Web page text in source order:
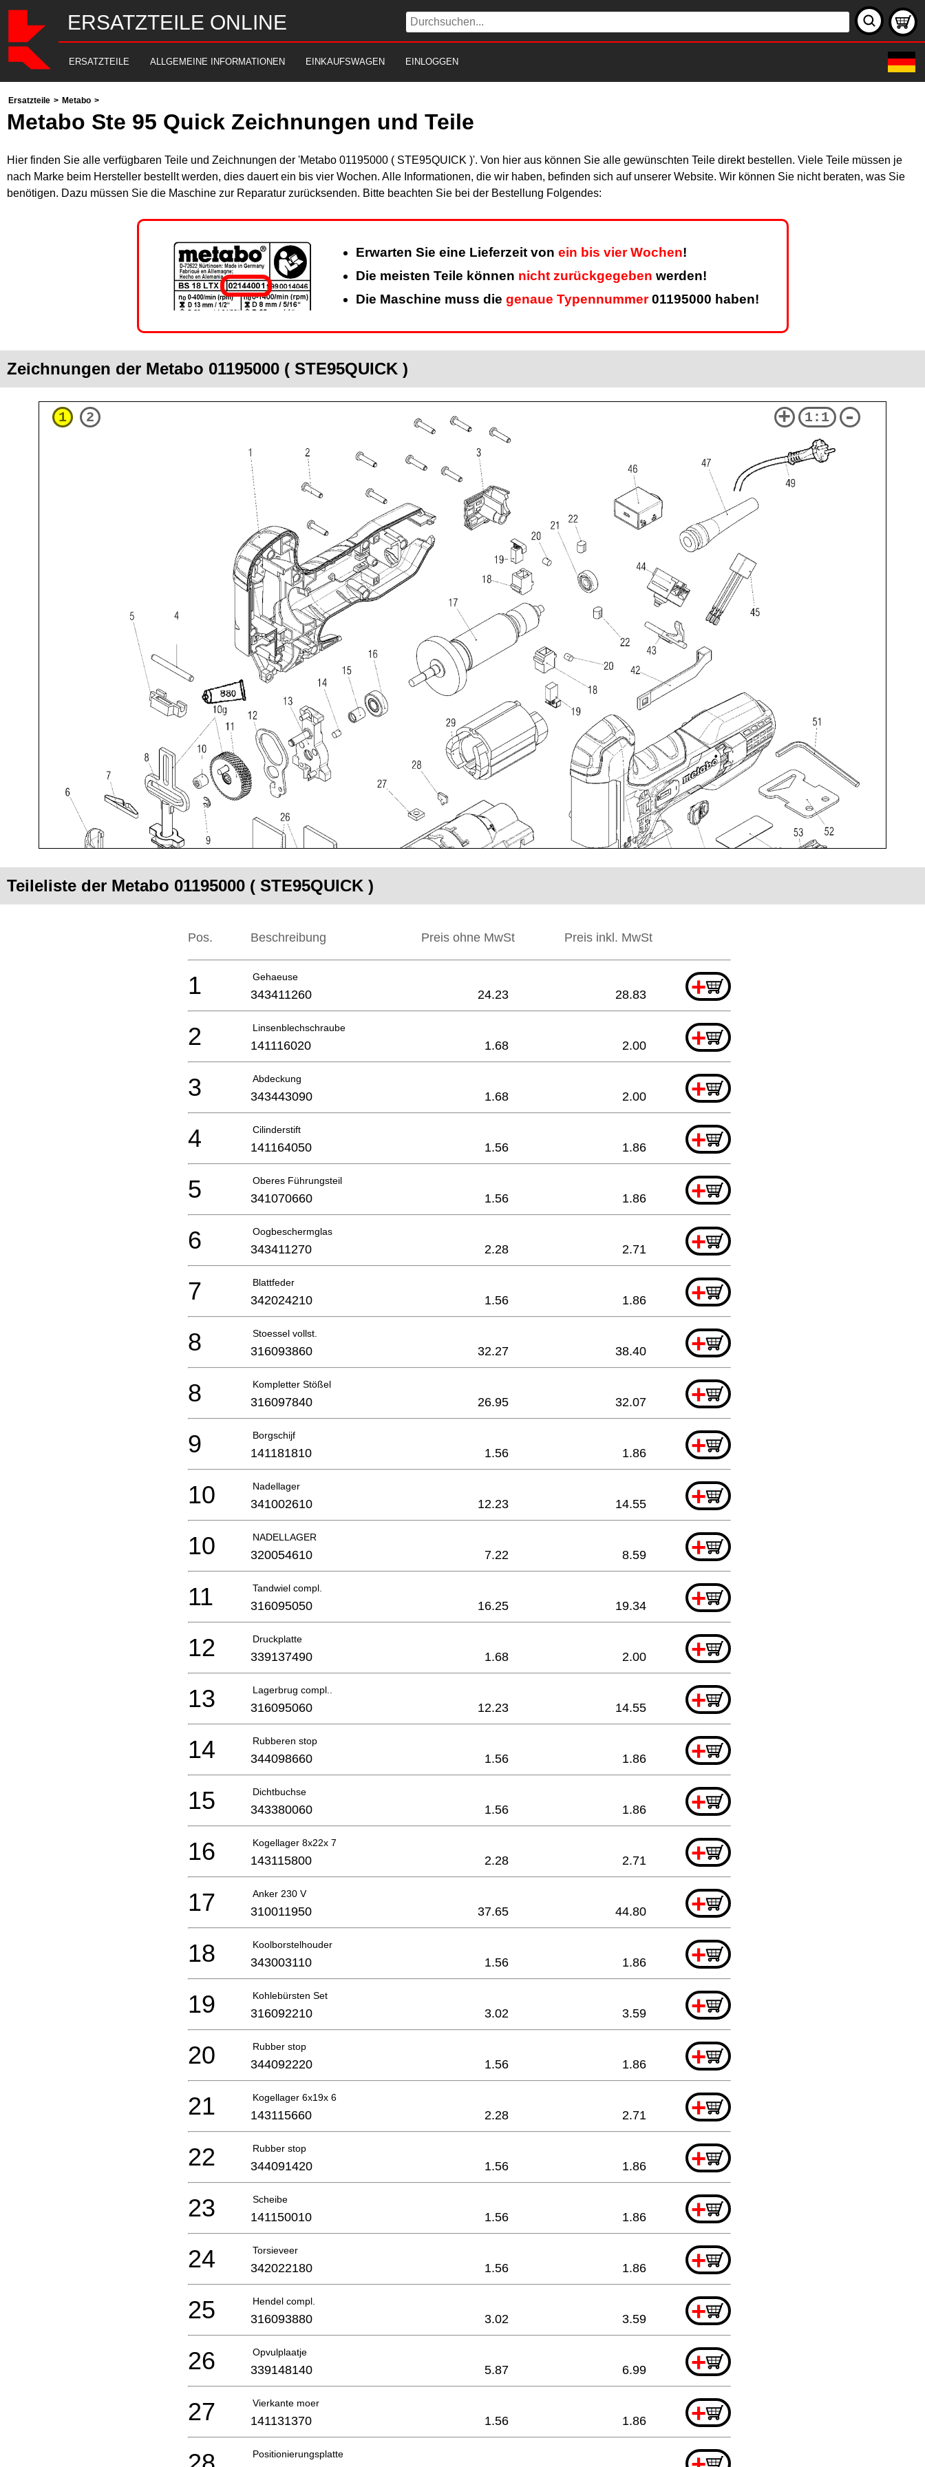
ERSATZTEILE ONLINE
ERSATZTEILE ALLGEMEINE INFORMATIONEN EINKAUFSWAGEN EINLOGGEN
Ersatzteile > Metabo >
Metabo Ste 95 Quick Zeichnungen und Teile
Hier finden Sie alle verfügbaren Teile und Zeichnungen der 'Metabo 01195000 ( STE95QUICK )'. Von hier aus können Sie alle gewünschten Teile direkt bestellen. Viele Teile müssen je
nach Marke beim Hersteller bestellt werden, dies dauert ein bis vier Wochen. Alle Informationen, die wir haben, befinden sich auf unserer Website. Wir können Sie nicht beraten, was Sie
benötigen. Dazu müssen Sie die Maschine zur Reparatur zurücksenden. Bitte beachten Sie bei der Bestellung Folgendes:
Erwarten Sie eine Lieferzeit von ein bis vier Wochen!
Die meisten Teile können nicht zurückgegeben werden!
Die Maschine muss die genaue Typennummer01195000 haben!
Zeichnungen der Metabo 01195000 ( STE95QUICK )
1 2 + 1:1 -
Teileliste der Metabo 01195000 ( STE95QUICK )
Pos. Beschreibung Preis ohne MwSt Preis inkl. MwSt
Gehaeuse +
1 343411260 24.23 28.83
Linsenblechschraube +
2 141116020 1.68 2.00
Abdeckung +
3 343443090 1.68 2.00
Cilinderstift +
4 141164050 1.56 1.86
Oberes Führungsteil +
5 341070660 1.56 1.86
Oogbeschermglas +
6 343411270 2.28 2.71
Blattfeder +
7 342024210 1.56 1.86
Stoessel vollst. +
8 316093860 32.27 38.40
Kompletter Stößel +
8 316097840 26.95 32.07
Borgschijf +
9 141181810 1.56 1.86
Nadellager +
10 341002610 12.23 14.55
NADELLAGER +
10 320054610 7.22 8.59
Tandwiel compl. +
11 316095050 16.25 19.34
Druckplatte +
12 339137490 1.68 2.00
Lagerbrug compl.. +
13 316095060 12.23 14.55
Rubberen stop +
14 344098660 1.56 1.86
Dichtbuchse +
15 343380060 1.56 1.86
Kogellager 8x22x 7 +
16 143115800 2.28 2.71
Anker 230 V +
17 310011950 37.65 44.80
Koolborstelhouder +
18 343003110 1.56 1.86
Kohlebürsten Set +
19 316092210 3.02 3.59
Rubber stop +
20 344092220 1.56 1.86
Kogellager 6x19x 6 +
21 143115660 2.28 2.71
Rubber stop +
22 344091420 1.56 1.86
Scheibe +
23 141150010 1.56 1.86
Torsieveer +
24 342022180 1.56 1.86
Hendel compl. +
25 316093880 3.02 3.59
Opvulplaatje +
26 339148140 5.87 6.99
Vierkante moer +
27 141131370 1.56 1.86
Positionierungsplatte